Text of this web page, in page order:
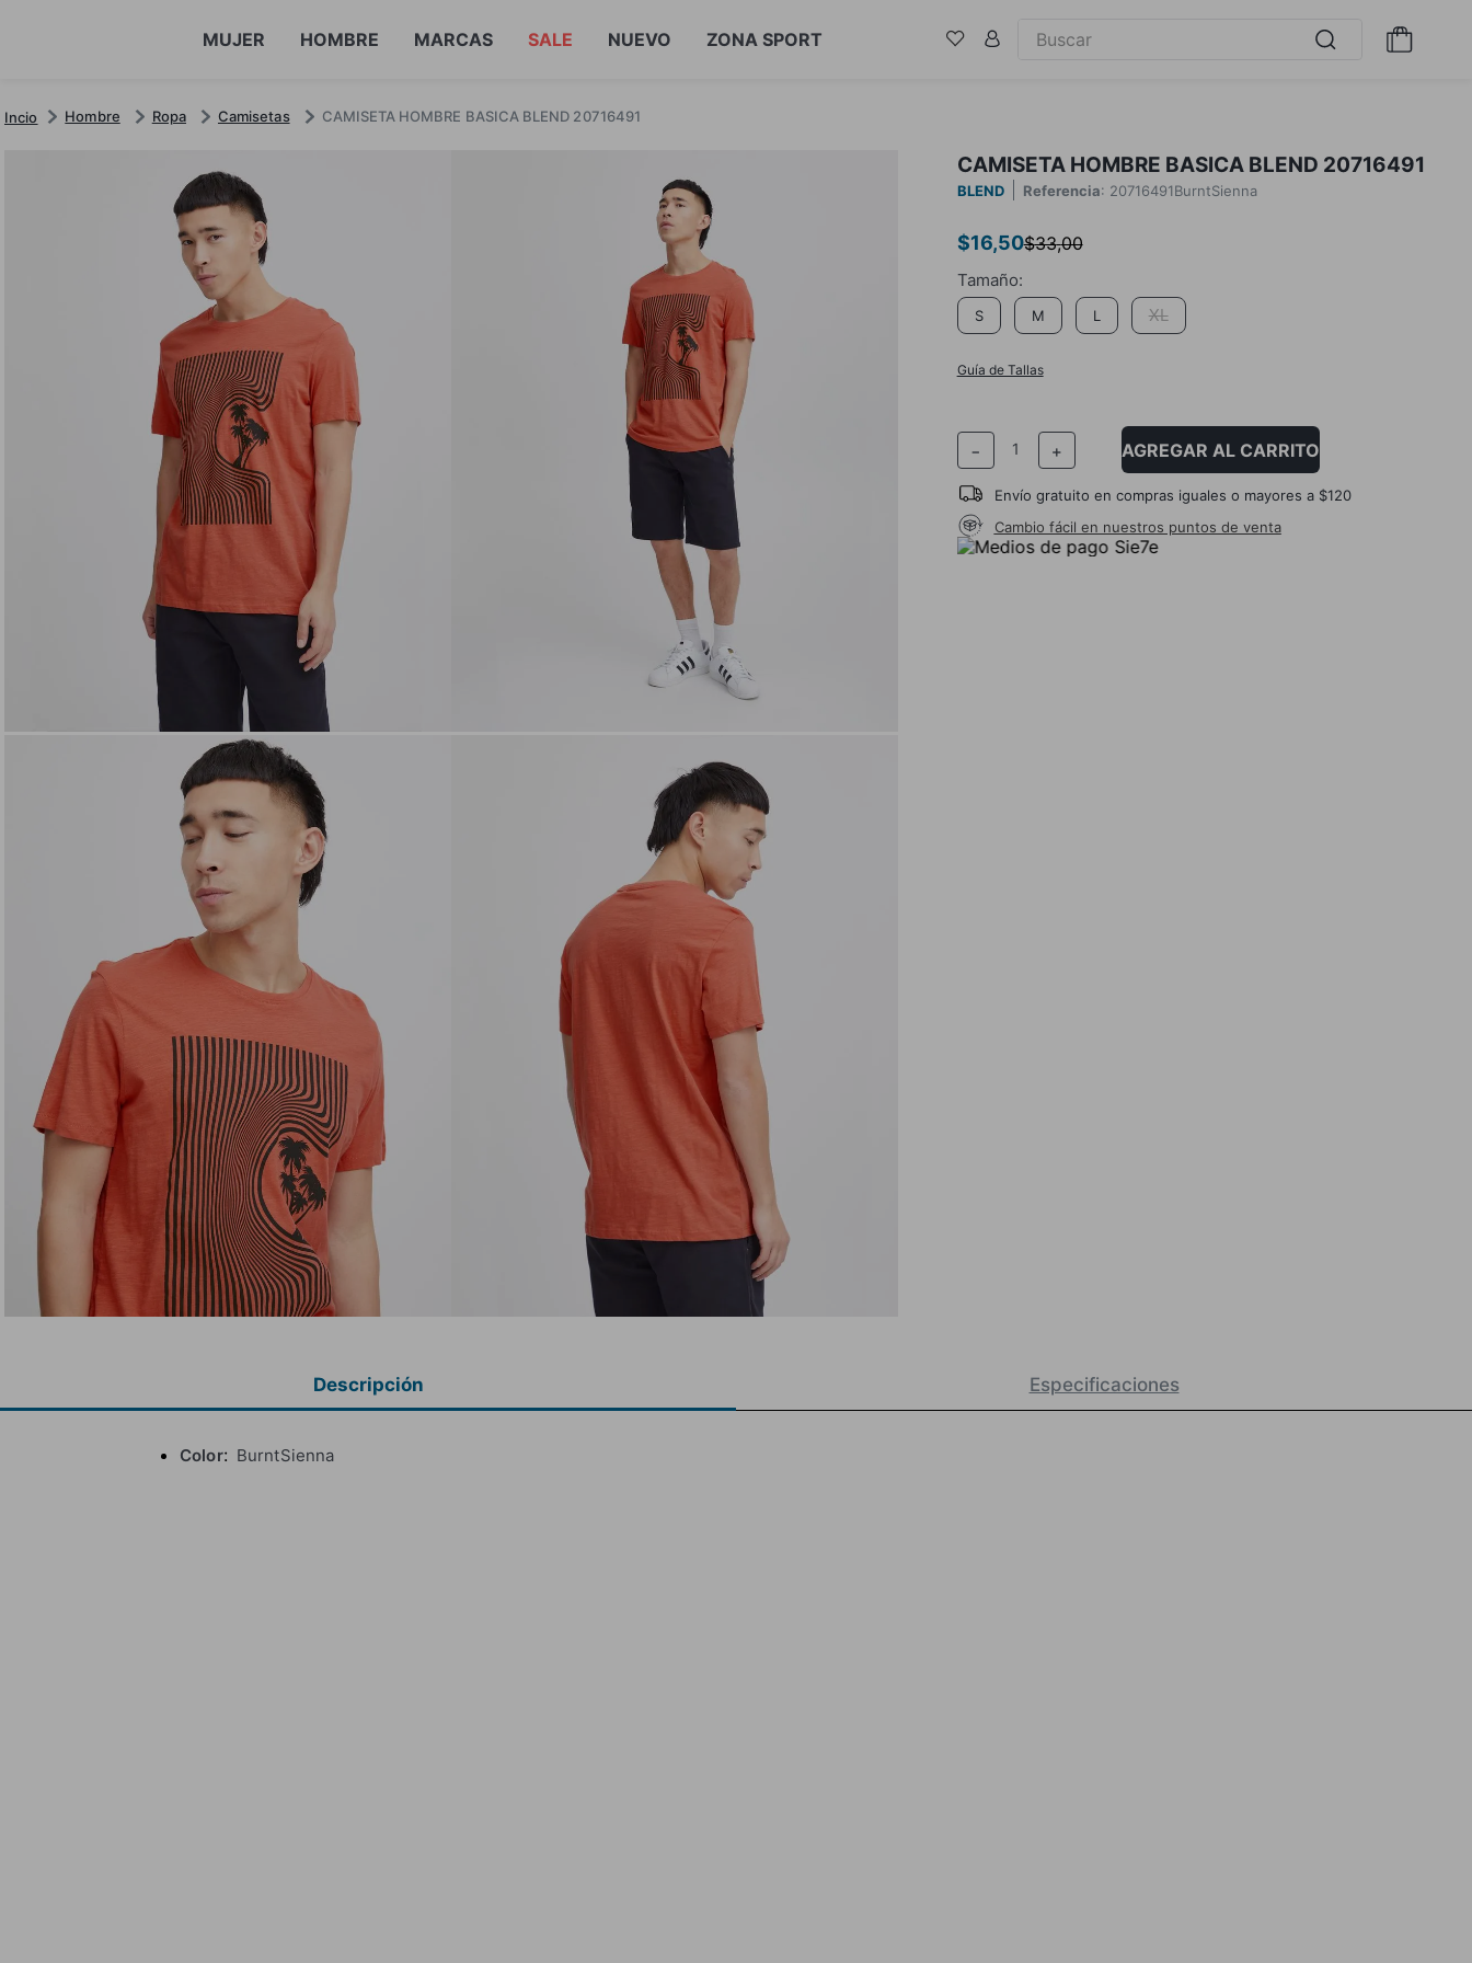
MUJER HOMBRE MARCAS SALE NUEVO ZONA SPORT
Hombre Ropa Camisetas CAMISETA HOMBRE BASICA BLEND 20716491
CAMISETA HOMBRE BASICA BLEND 20716491
BLEND Referencia: 20716491BurntSienna
$16,50$33,00
S M L XL
Guía de Tallas
＋
－ AGREGAR AL CARRITO
Envío gratuito en compras iguales o mayores a $120
Cambio fácil en nuestros puntos de venta
Descripción Especificaciones
Color BurntSienna